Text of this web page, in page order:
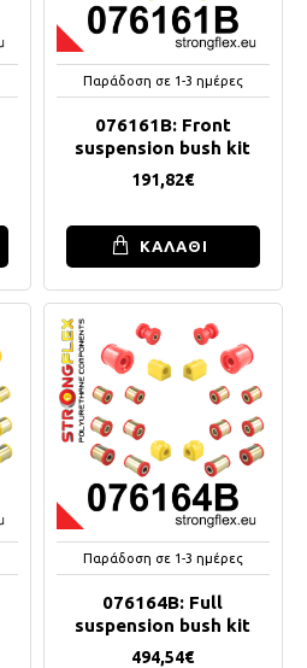
Παράδοση σε 1-3 ημέρες
076161B: Front
suspension bush kit
191,82€
ΚΑΛΑΘΙ
Παράδοση σε 1-3 ημέρες
076164B: Full
suspension bush kit
494,54€